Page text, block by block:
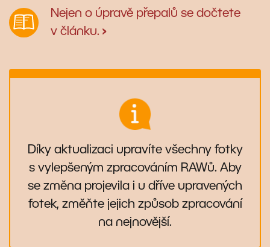
Nejen o úpravě přepalů se dočtete
v článku. ›
Díky aktualizaci upravíte všechny fotky
s vylepšeným zpracováním RAWů. Aby
se změna projevila i u dříve upravených
fotek, změňte jejich způsob zpracování
na nejnovější.